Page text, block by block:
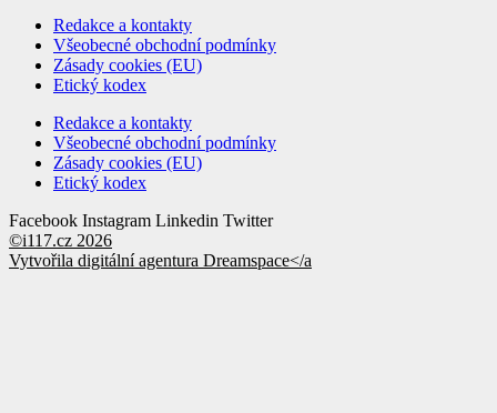
Redakce a kontakty
Všeobecné obchodní podmínky
Zásady cookies (EU)
Etický kodex
Redakce a kontakty
Všeobecné obchodní podmínky
Zásady cookies (EU)
Etický kodex
Facebook Instagram Linkedin Twitter
©i117.cz 2026
Vytvořila digitální agentura Dreamspace</a